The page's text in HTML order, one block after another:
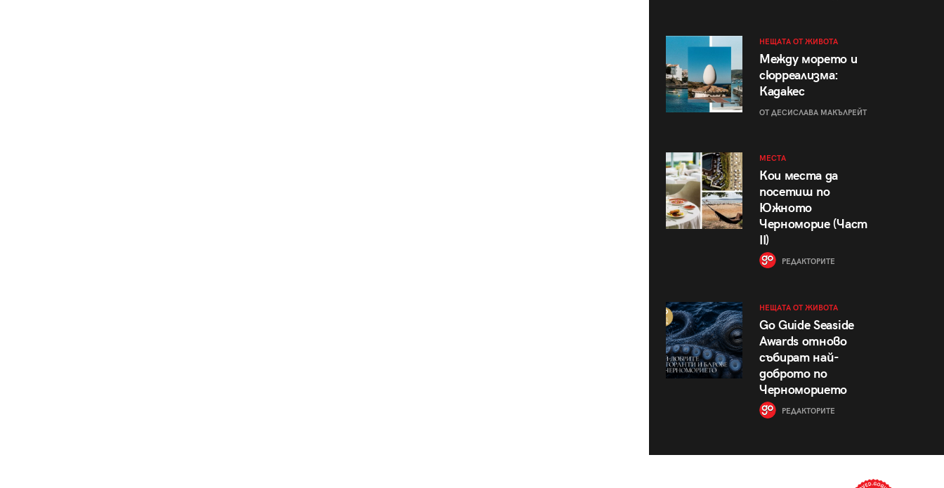
НЕЩАТА ОТ ЖИВОТА
Между морето и
сюрреализма:
Кадакес
ОТ ДЕСИСЛАВА МАКЪЛРЕЙТ
МЕСТА
Кои места да
посетиш по
Южното
Черноморие (Част
II)
РЕДАКТОРИТЕ
НЕЩАТА ОТ ЖИВОТА
Go Guide Seaside
Awards отново
събират най-
доброто по
Черноморието
РЕДАКТОРИТЕ